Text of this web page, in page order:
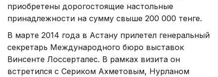
приобретены дорогостоящие настольные
принадлежности на сумму свыше 200 000 тенге.
В марте 2014 года в Астану прилетел генеральный
секретарь Международного бюро выставок
Винсенте Лоссерталес. В рамках визита он
встретился с Сериком Ахметовым, Нурланом